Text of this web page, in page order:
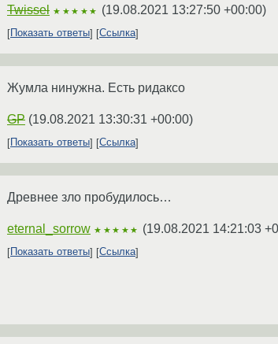
Twissel ★★★★★ (19.08.2021 13:27:50 +00:00)
Показать ответы Ссылка
Жумла нинужна. Есть ридаксо
GP (19.08.2021 13:30:31 +00:00)
Показать ответы Ссылка
Древнее зло пробудилось…
eternal_sorrow ★★★★★ (19.08.2021 14:21:03
Показать ответы Ссылка